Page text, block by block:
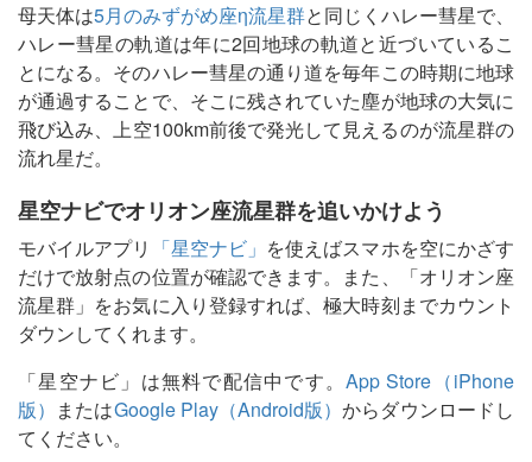
母天体は5月のみずがめ座η流星群と同じくハレー彗星で、
ハレー彗星の軌道は年に2回地球の軌道と近づいているこ
とになる。そのハレー彗星の通り道を毎年この時期に地球
が通過することで、そこに残されていた塵が地球の大気に
飛び込み、上空100km前後で発光して見えるのが流星群の
流れ星だ。
星空ナビでオリオン座流星群を追いかけよう
モバイルアプリ 「星空ナビ」 を使えばスマホを空にかざす
だけで放射点の位置が確認できます。また、「オリオン座
流星群」をお気に入り登録すれば、極大時刻までカウント
ダウンしてくれます。
「星空ナビ」は無料で配信中です。App Store（iPhone
版） またはGoogle Play（Android版）からダウンロードし
てください。